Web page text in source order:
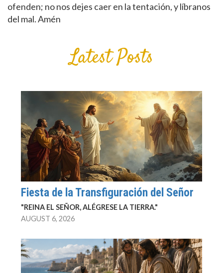
ofenden; no nos dejes caer en la tentación, y líbranos
del mal. Amén
Latest Posts
Fiesta de la Transfiguración del Señor
"REINA EL SEÑOR, ALÉGRESE LA TIERRA."
AUGUST 6, 2026